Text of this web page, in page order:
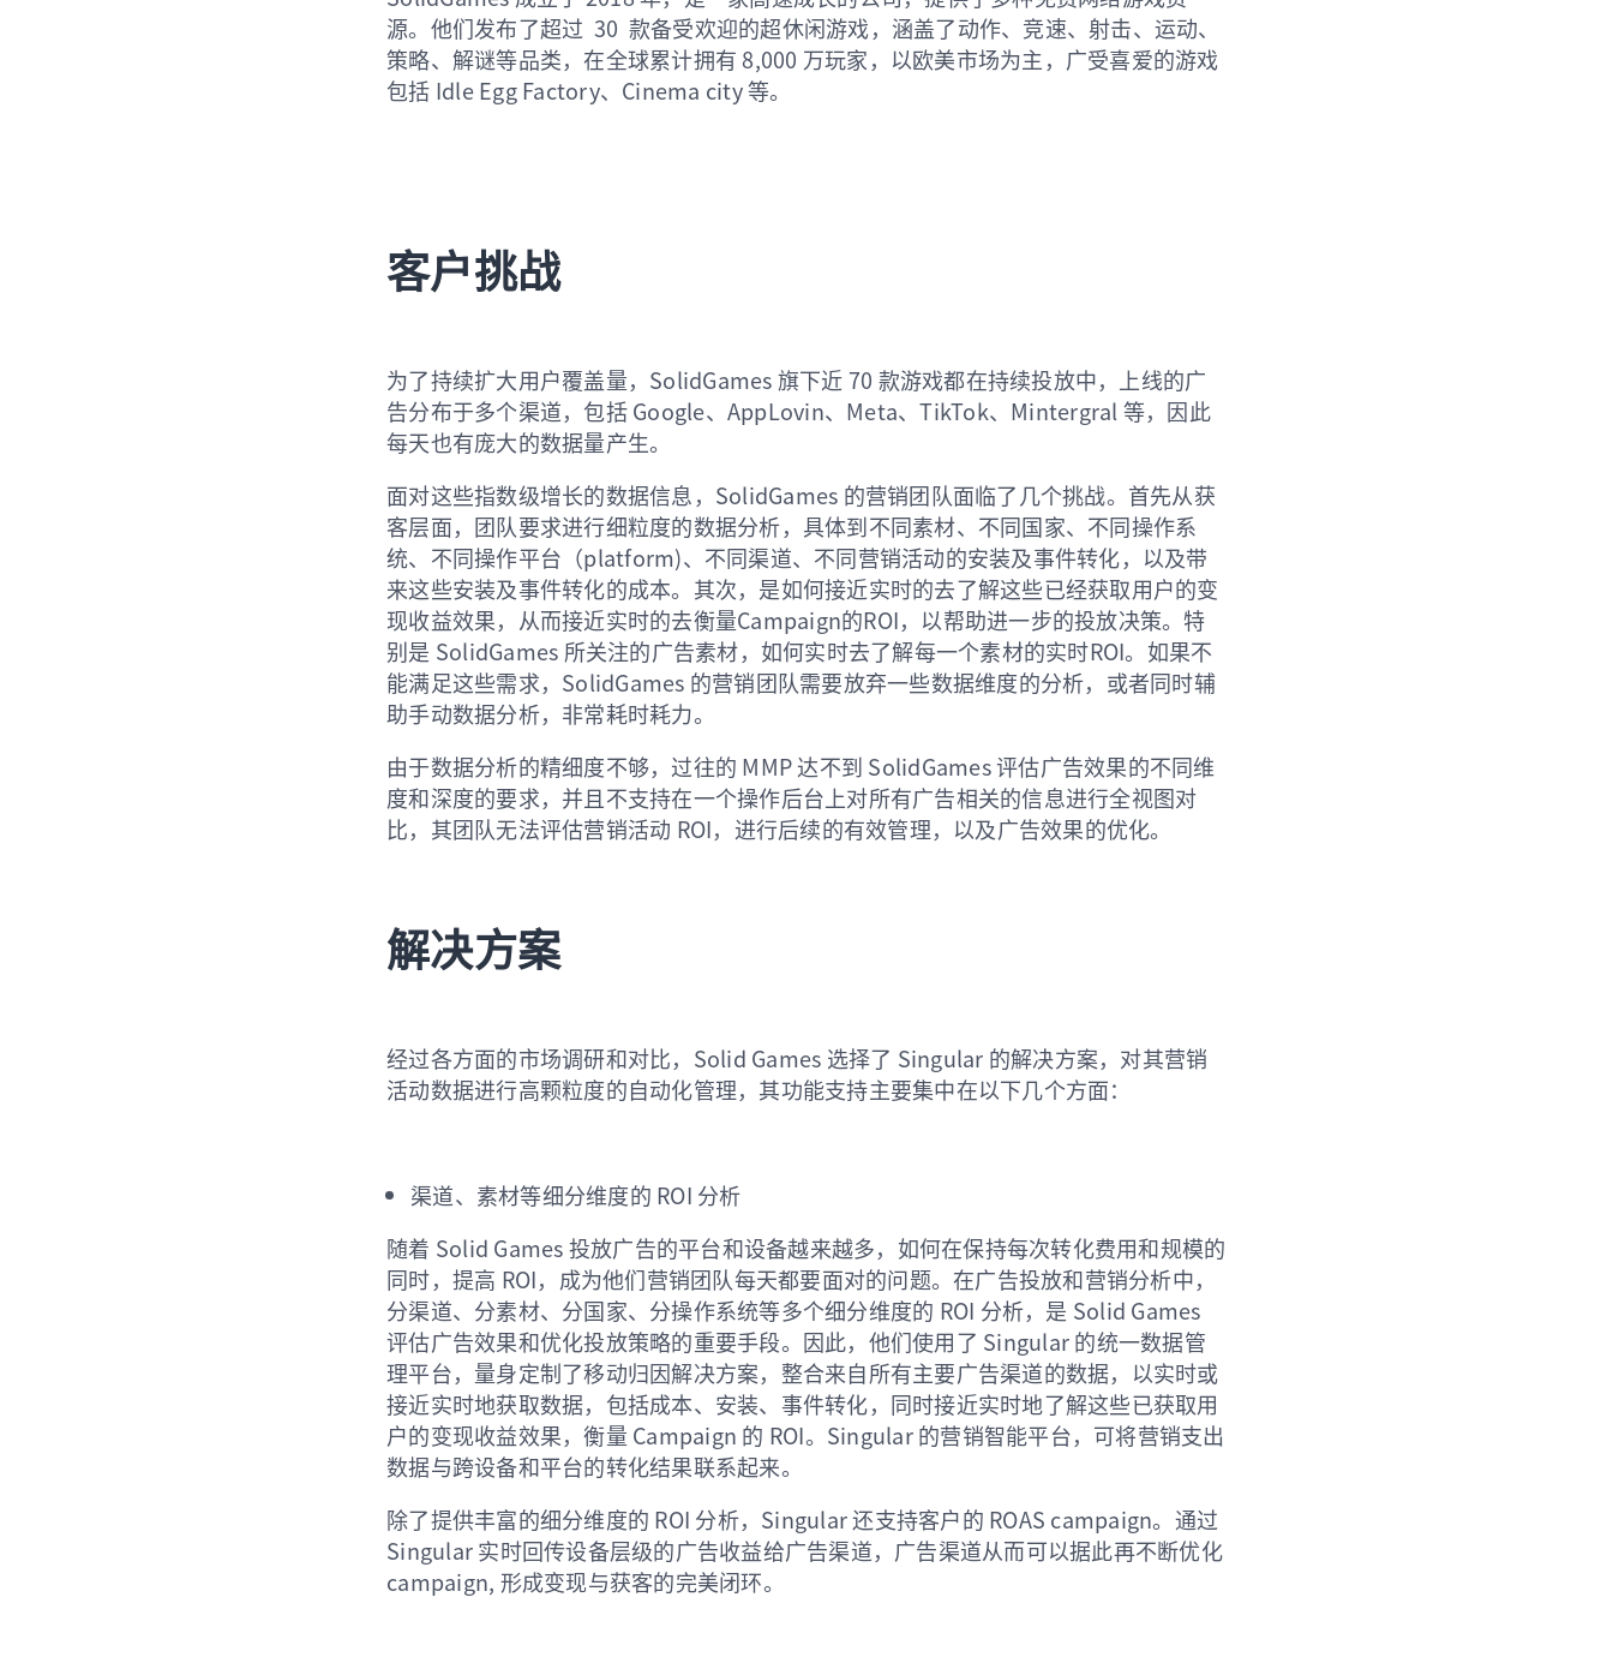
源。他们发布了超过 30 款备受欢迎的超休闲游戏，涵盖了动作、竞速、射击、运动、
策略、解谜等品类，在全球累计拥有 8,000 万玩家，以欧美市场为主，广受喜爱的游戏
包括 Idle Egg Factory、Cinema city 等。
客户挑战
为了持续扩大用户覆盖量，SolidGames 旗下近 70 款游戏都在持续投放中，上线的广
告分布于多个渠道，包括 Google、AppLovin、Meta、TikTok、Mintergral 等，因此
每天也有庞大的数据量产生。
面对这些指数级增长的数据信息，SolidGames 的营销团队面临了几个挑战。首先从获
客层面，团队要求进行细粒度的数据分析，具体到不同素材、不同国家、不同操作系
统、不同操作平台（platform)、不同渠道、不同营销活动的安装及事件转化，以及带
来这些安装及事件转化的成本。其次，是如何接近实时的去了解这些已经获取用户的变
现收益效果，从而接近实时的去衡量Campaign的ROI，以帮助进一步的投放决策。特
别是 SolidGames 所关注的广告素材，如何实时去了解每一个素材的实时ROI。如果不
能满足这些需求，SolidGames 的营销团队需要放弃一些数据维度的分析，或者同时辅
助手动数据分析，非常耗时耗力。
由于数据分析的精细度不够，过往的 MMP 达不到 SolidGames 评估广告效果的不同维
度和深度的要求，并且不支持在一个操作后台上对所有广告相关的信息进行全视图对
比，其团队无法评估营销活动 ROI，进行后续的有效管理，以及广告效果的优化。
解决方案
经过各方面的市场调研和对比，Solid Games 选择了 Singular 的解决方案，对其营销
活动数据进行高颗粒度的自动化管理，其功能支持主要集中在以下几个方面：
渠道、素材等细分维度的 ROI 分析
随着 Solid Games 投放广告的平台和设备越来越多，如何在保持每次转化费用和规模的
同时，提高 ROI，成为他们营销团队每天都要面对的问题。在广告投放和营销分析中，
分渠道、分素材、分国家、分操作系统等多个细分维度的 ROI 分析，是 Solid Games
评估广告效果和优化投放策略的重要手段。因此，他们使用了 Singular 的统一数据管
理平台，量身定制了移动归因解决方案，整合来自所有主要广告渠道的数据，以实时或
接近实时地获取数据，包括成本、安装、事件转化，同时接近实时地了解这些已获取用
户的变现收益效果，衡量 Campaign 的 ROI。Singular 的营销智能平台，可将营销支出
数据与跨设备和平台的转化结果联系起来。
除了提供丰富的细分维度的 ROI 分析，Singular 还支持客户的 ROAS campaign。通过
Singular 实时回传设备层级的广告收益给广告渠道，广告渠道从而可以据此再不断优化
campaign, 形成变现与获客的完美闭环。